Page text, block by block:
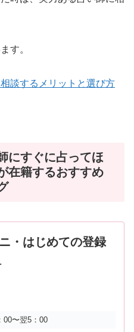
す。
談するメリットと選び方
にすぐに占ってほ
在籍するおすすめ
・はじめての登録
00〜翌5：00